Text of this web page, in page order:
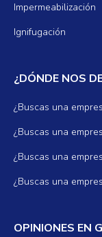
Impermeabilización
Ignifugación
¿DÓNDE NOS
¿Buscas una
¿Buscas una
¿Buscas una
¿Buscas una
OPINIONES EN